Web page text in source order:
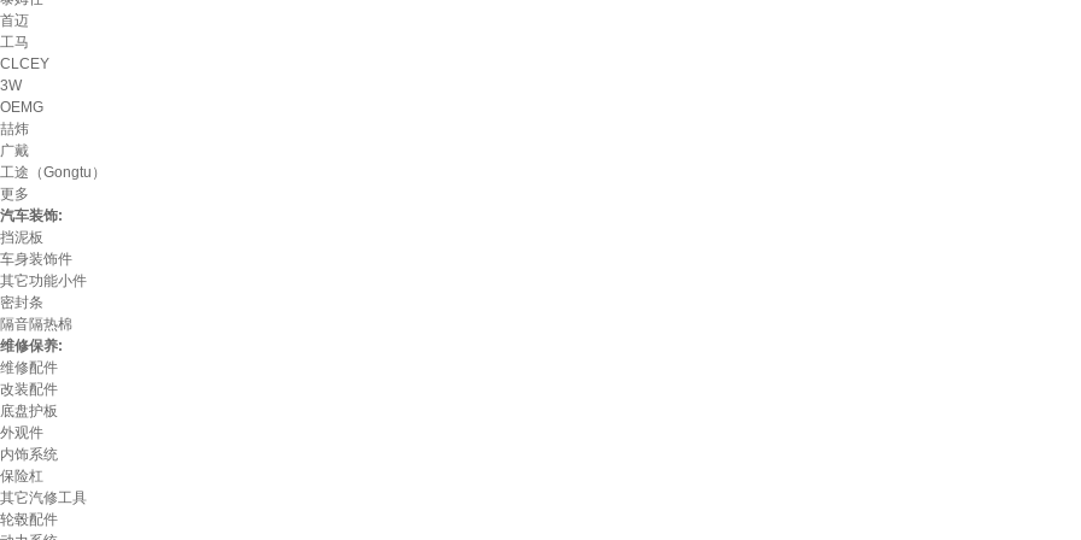
首迈
工马
CLCEY
3W
OEMG
喆炜
广戴
工途（Gongtu）
更多
汽车装饰:
挡泥板
车身装饰件
其它功能小件
密封条
隔音隔热棉
维修保养:
维修配件
改装配件
底盘护板
外观件
内饰系统
保险杠
其它汽修工具
轮毂配件